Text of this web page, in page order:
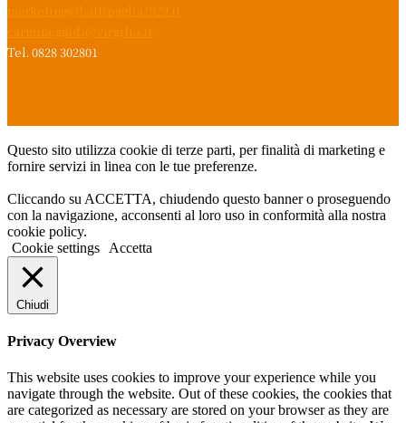
Tel. 0828 302801
Questo sito utilizza cookie di terze parti, per finalità di marketing e
fornire servizi in linea con le tue preferenze.
Cliccando su ACCETTA, chiudendo questo banner o proseguendo
con la navigazione, acconsenti al loro uso in conformità alla nostra
cookie policy.
Cookie settings
Accetta
Chiudi
Privacy Overview
This website uses cookies to improve your experience while you
navigate through the website. Out of these cookies, the cookies that
are categorized as necessary are stored on your browser as they are